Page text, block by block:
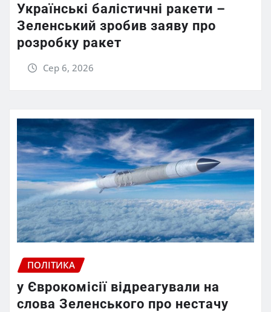
Українські балістичні ракети –
Зеленський зробив заяву про
розробку ракет
Сер 6, 2026
ПОЛІТИКА
у Єврокомісії відреагували на
слова Зеленського про нестачу